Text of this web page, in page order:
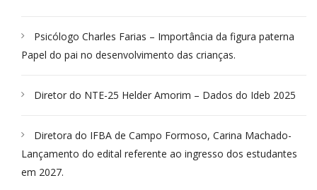
Psicólogo Charles Farias – Importância da figura paterna
Papel do pai no desenvolvimento das crianças.
Diretor do NTE-25 Helder Amorim – Dados do Ideb 2025
Diretora do IFBA de Campo Formoso, Carina Machado-
Lançamento do edital referente ao ingresso dos estudantes
em 2027.